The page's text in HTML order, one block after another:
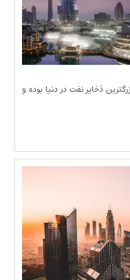
دنیا بوده و